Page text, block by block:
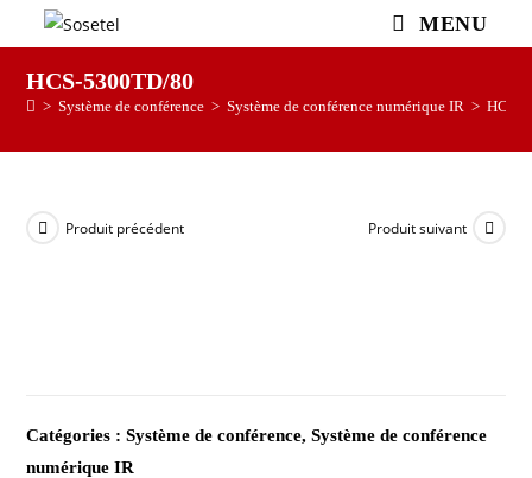
MENU
HCS-5300TD/80
> Système de conférence > Système de conférence numérique IR > HCS-
Produit précédent Produit suivant
Catégories :Système de conférence,Système de conférence
numérique IR